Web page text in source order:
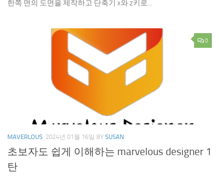
한쪽 면의 도면을 제작하고 단축기 x와 z키로...
0
MAVERLOUS 2024년 01월 16일 BY SUSAN
초보자도 쉽게 이해하는 marvelous designer 1
탄